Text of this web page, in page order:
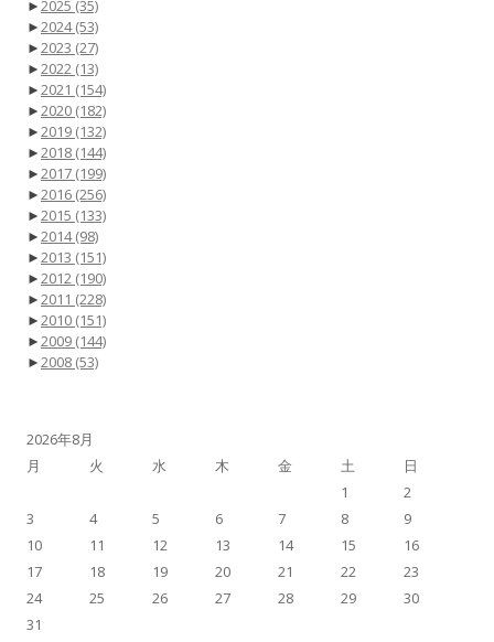
►2025 (35)
►2024(53)
►2023 (27)
►2022 (13)
►2021 (154)
►2020 (182)
►2019 (132)
►2018 (144)
►2017 (199)
►2016 (256)
►2015 (133)
►2014(98)
►2013 (151)
►2012 (190)
►2011 (228)
►2010 (151)
►2009 (144)
►2008 (53)
2026年8月
月
火 水 木 金 土 日
1
2
3
4 5 6 7 8
9
10
11 12 13 14 15
16
17
18 19 20 21 22
23
24
25 26 27 28 29
30
31